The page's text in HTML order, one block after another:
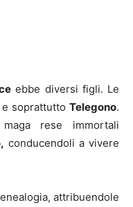
ebbe diversi figli. Le
e soprattutto Telegono.
rese immortali
conducendoli a vivere
attribuendole